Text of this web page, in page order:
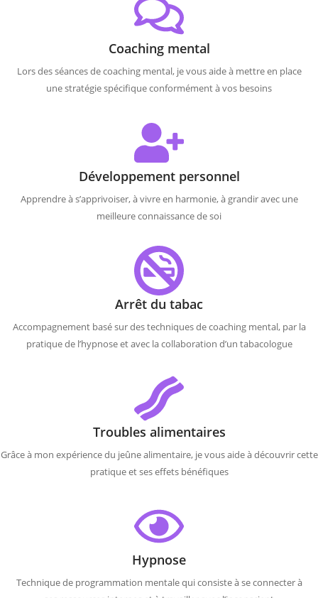
Coaching mental
Lors des séances de coaching mental, je vous aide à mettre en place
une stratégie spécifique conformément à vos besoins
Développement personnel
Apprendre à s’apprivoiser, à vivre en harmonie, à grandir avec une
meilleure connaissance de soi
Arrêt du tabac
Accompagnement basé sur des techniques de coaching mental, par la
pratique de l’hypnose et avec la collaboration d’un tabacologue
Troubles alimentaires
Grâce à mon expérience du jeûne alimentaire, je vous aide à découvrir cette
pratique et ses effets bénéfiques
Hypnose
Technique de programmation mentale qui consiste à se connecter à